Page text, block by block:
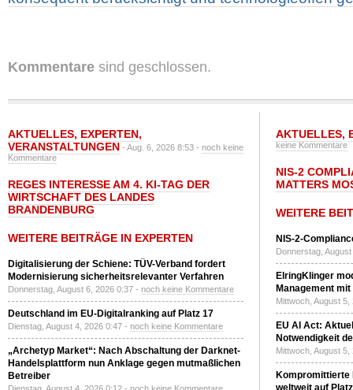
Kommentare sind geschlossen.
AKTUELLES, EXPERTEN,
VERANSTALTUNGEN - Aug. 6, 2026 8:53 - noch keine
Kommentare
REGES INTERESSE AM 4. KI-TAG DER
WIRTSCHAFT DES LANDES
BRANDENBURG
WEITERE BEITRÄGE IN EXPERTEN
Digitalisierung der Schiene: TÜV-Verband fordert
Modernisierung sicherheitsrelevanter Verfahren
Donnerstag, August 6, 2026 0:37 - noch keine Kommentare
Deutschland im EU-Digitalranking auf Platz 17
Dienstag, August 4, 2026 0:47 - noch keine Kommentare
„Archetyp Market“: Nach Abschaltung der Darknet-
Handelsplattform nun Anklage gegen mutmaßlichen
Betreiber
AKTUELLES,
keine Kommentare
NIS-2
MATTERS
WEITERE
NIS-2-
Donnerstag,
ElringKlinger
Management
Mittwoch, August
EU AI Act:
Notwendigkeit
Mittwoch, August
Kompromittierte
weltweit auf